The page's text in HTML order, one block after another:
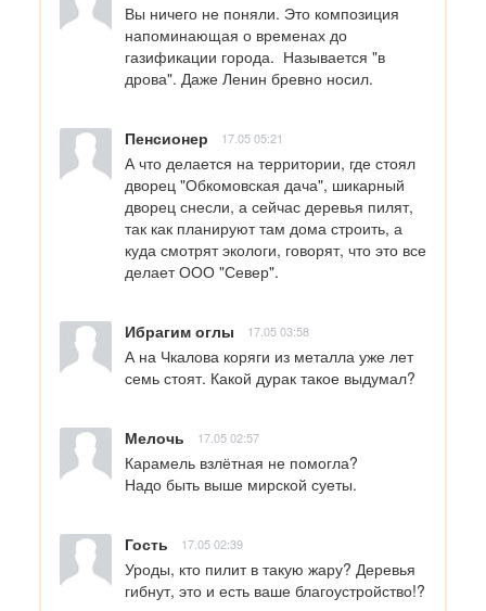
Вы ничего не поняли. Это композиция
напоминающая о временах до
газификации города.  Называется "в
дрова". Даже Ленин бревно носил.
Пенсионер 17.05 05:21
А что делается на территории, где стоял
дворец "Обкомовская дача", шикарный
дворец снесли, а сейчас деревья пилят,
так как планируют там дома строить, а
куда смотрят экологи, говорят, что это все
делает ООО "Север".
Ибрагим оглы 17.05 03:58
А на Чкалова коряги из металла уже лет
семь стоят. Какой дурак такое выдумал?
Мелочь 17.05 02:57
Карамель взлётная не помогла?
Надо быть выше мирской суеты.
Гость 17.05 02:39
Уроды, кто пилит в такую жару? Деревья
гибнут, это и есть ваше благоустройство!?